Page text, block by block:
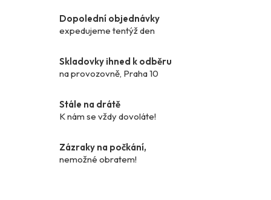
a
c
p
r
y
p
i
Dopolední objednávky
expedujeme tentýž den
Skladovky ihned k odběru
na provozovně, Praha 10
Stále na drátě
K nám se vždy dovoláte!
Zázraky na počkání,
nemožné obratem!